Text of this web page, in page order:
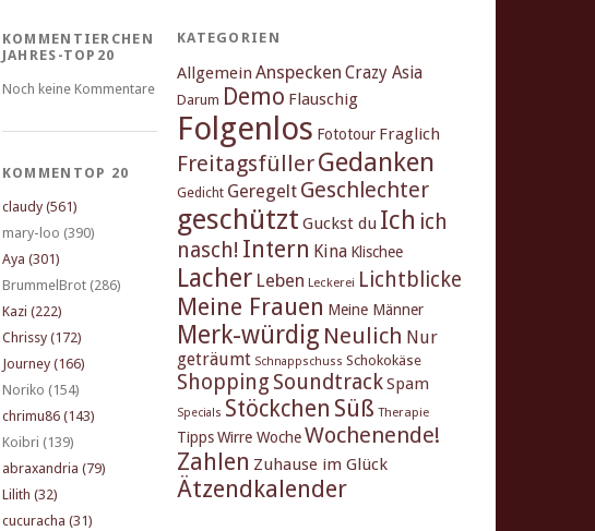
KOMMENTIERCHEN
JAHRES-TOP20
Noch keine Kommentare
KOMMENTOP 20
claudy (561)
mary-loo (390)
Aya (301)
BrummelBrot (286)
Kazi (222)
Chrissy (172)
Journey (166)
Noriko (154)
chrimu86 (143)
Koibri (139)
abraxandria (79)
Lilith (32)
cucuracha (31)
KATEGORIEN
Allgemein Anspecken Crazy Asia
Darum Demo Flauschig
Folgenlos Fototour Fraglich
FreitagsfüllerGedanken
Gedicht Geregelt Geschlechter
geschützt Guckst du Ich ich
nasch! Intern Kina Klischee
Lacher Leben Leckerei Lichtblicke
Meine Frauen Meine Männer
Merk-würdig Neulich Nur
geträumt Schnappschuss Schokokäse
Shopping SoundtrackSpam
Specials Stöckchen Süß Therapie
TippsWirre WocheWochenende!
Zahlen Zuhause im Glück
Ätzendkalender